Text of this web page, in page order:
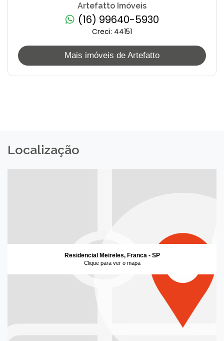
Artefatto Imóveis
(16) 99640-5930
Creci: 44151
Mais imóveis de Artefatto
Localização
Residencial Meireles, Franca - SP
Clique para ver o mapa